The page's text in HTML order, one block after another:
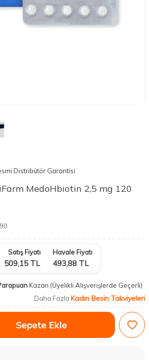
Distribütör Garantisi
MedoHbiotin 2,5 mg 120
Satış Fiyatı
509,15TL
Havale Fiyatı
493,88 TL
Kazan (Üyelikli Alışverişlerde Geçerli)
Daha Fazla Kadın Besin Takviyeleri
Sepete Ekle